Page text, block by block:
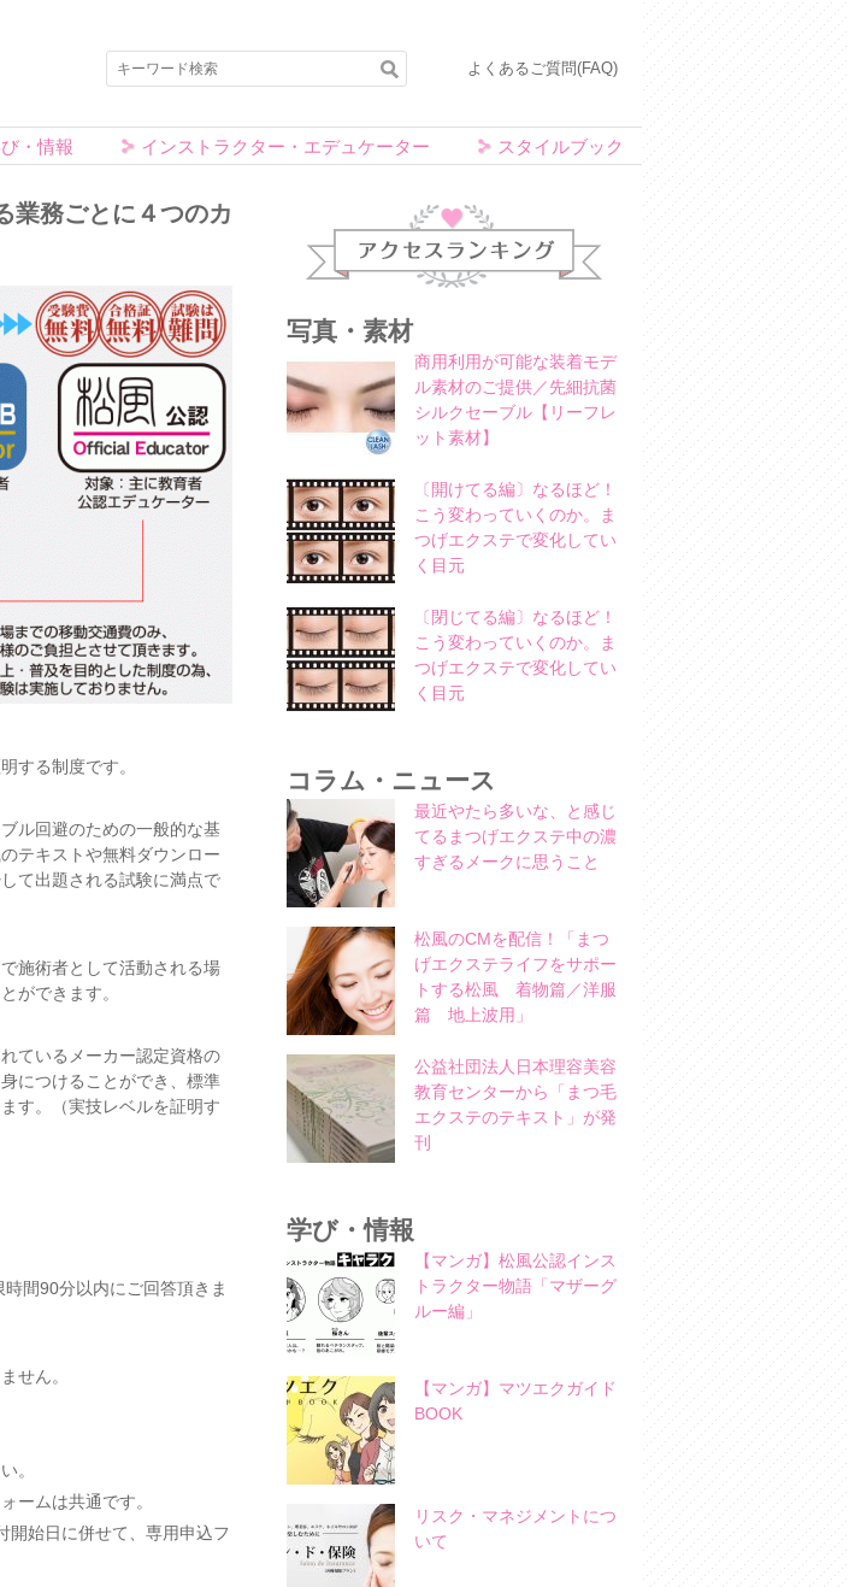
よくあるご質問(FAQ)
・情報 インストラクター・エデュケーター スタイルブック
務ごとに４つのカ
する制度です。
ル回避のための一般的な基
テキストや無料ダウンロー
て出題される試験に満点で
施術者として活動される場
ができます。
ているメーカー認定資格の
につけることができ、標準
す。（実技レベルを証明す
間90分以内にご回答頂きま
せん。
。
ームは共通です。
始日に併せて、専用申込フ
アクセスランキング
写真・素材
商用利用が可能な装着モデ
ル素材のご提供／先細抗菌
シルクセーブル【リーフレ
ット素材】
〔開けてる編〕なるほど！
こう変わっていくのか。ま
つげエクステで変化してい
く目元
〔閉じてる編〕なるほど！
こう変わっていくのか。ま
つげエクステで変化してい
く目元
コラム・ニュース
最近やたら多いな、と感じ
てるまつげエクステ中の濃
すぎるメークに思うこと
松風のCMを配信！「まつ
げエクステライフをサポー
トする松風 着物篇／洋服
篇 地上波用」
公益社団法人日本理容美容
教育センターから「まつ毛
エクステのテキスト」が発
刊
学び・情報
【マンガ】松風公認インス
トラクター物語「マザーグ
ルー編」
【マンガ】マツエクガイド
BOOK
リスク・マネジメントにつ
いて